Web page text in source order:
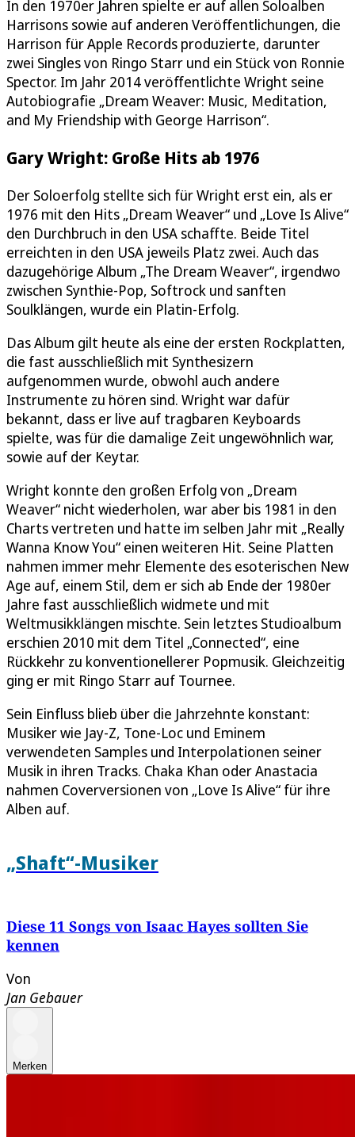
In den 1970er Jahren spielte er auf allen Soloalben
Harrisons sowie auf anderen Veröffentlichungen, die
Harrison für Apple Records produzierte, darunter
zwei Singles von Ringo Starr und ein Stück von Ronnie
Spector. Im Jahr 2014 veröffentlichte Wright seine
Autobiografie „Dream Weaver: Music, Meditation,
and My Friendship with George Harrison“.
Gary Wright: Große Hits ab 1976
Der Soloerfolg stellte sich für Wright erst ein, als er
1976 mit den Hits „Dream Weaver“ und „Love Is Alive“
den Durchbruch in den USA schaffte. Beide Titel
erreichten in den USA jeweils Platz zwei. Auch das
dazugehörige Album „The Dream Weaver“, irgendwo
zwischen Synthie-Pop, Softrock und sanften
Soulklängen, wurde ein Platin-Erfolg.
Das Album gilt heute als eine der ersten Rockplatten,
die fast ausschließlich mit Synthesizern
aufgenommen wurde, obwohl auch andere
Instrumente zu hören sind. Wright war dafür
bekannt, dass er live auf tragbaren Keyboards
spielte, was für die damalige Zeit ungewöhnlich war,
sowie auf der Keytar.
Wright konnte den großen Erfolg von „Dream
Weaver“ nicht wiederholen, war aber bis 1981 in den
Charts vertreten und hatte im selben Jahr mit „Really
Wanna Know You“ einen weiteren Hit. Seine Platten
nahmen immer mehr Elemente des esoterischen New
Age auf, einem Stil, dem er sich ab Ende der 1980er
Jahre fast ausschließlich widmete und mit
Weltmusikklängen mischte. Sein letztes Studioalbum
erschien 2010 mit dem Titel „Connected“, eine
Rückkehr zu konventionellerer Popmusik. Gleichzeitig
ging er mit Ringo Starr auf Tournee.
Sein Einfluss blieb über die Jahrzehnte konstant:
Musiker wie Jay-Z, Tone-Loc und Eminem
verwendeten Samples und Interpolationen seiner
Musik in ihren Tracks. Chaka Khan oder Anastacia
nahmen Coverversionen von „Love Is Alive“ für ihre
Alben auf.
„Shaft“-Musiker
Diese 11 Songs von Isaac Hayes sollten Sie
kennen
Von
Jan Gebauer
Merken